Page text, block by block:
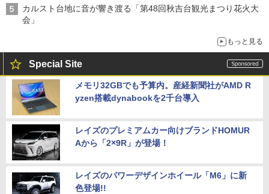
カルスト台地に音が響き渡る「第48回秋吉台観光まつり花火大
会」
もっと見る
Special Site
メモリ32GBでも予算内。産経新聞社がAMD R
yzen搭載dynabookを2千台導入
レイズのプレミアムカー向けブランドHOMUR
Aから「2×9R」が登場！
レイズのパワーデザインホイール「M6」に新
色登場!!